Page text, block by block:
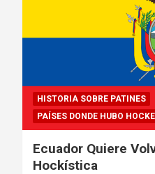
HISTORIA SOBRE PATINES
PAÍSES DONDE HUBO
Ecuador Quiere
Hockística